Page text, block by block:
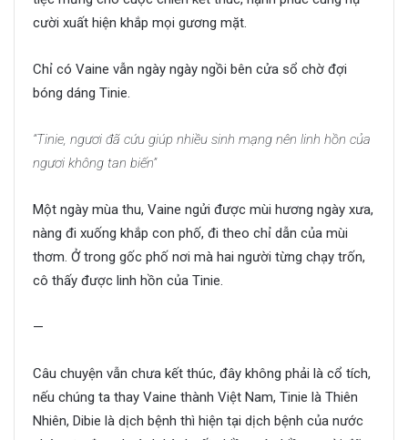
cười xuất hiện khắp mọi gương mặt.
Chỉ có Vaine vẫn ngày ngày ngồi bên cửa sổ chờ đợi
bóng dáng Tinie.
“Tinie, ngươi đã cứu giúp nhiều sinh mạng nên linh hồn của
ngươi không tan biến”
Một ngày mùa thu, Vaine ngửi được mùi hương ngày xưa,
nàng đi xuống khắp con phố, đi theo chỉ dẫn của mùi
thơm. Ở trong gốc phố nơi mà hai người từng chạy trốn,
cô thấy được linh hồn của Tinie.
—
Câu chuyện vẫn chưa kết thúc, đây không phải là cổ tích,
nếu chúng ta thay Vaine thành Việt Nam, Tinie là Thiên
Nhiên, Dibie là dịch bệnh thì hiện tại dịch bệnh của nước